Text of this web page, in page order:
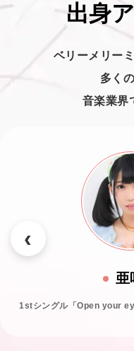
出身
ベリーメリー
多く
音楽業界
亜
1stシングル「Open your